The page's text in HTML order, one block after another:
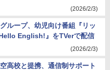
(2026/2/3)
ループ、幼児向け番組『リッ
English!』をTVerで配信
(2026/2/3)
高校と提携、通信制サポート